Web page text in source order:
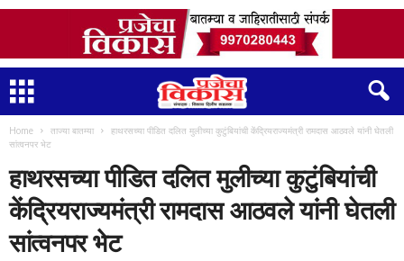
Home ताज्या बातम्या
हाथरसच्या पीडित दलित मुलीच्या कुटुंबियांची केंद्रियराज्यमंत्री रामदास आठवले यांनी घेतली
सांत्वनपर भेट
हाथरसच्या पीडित दलित मुलीच्या कुटुंबियांची
केंद्रियराज्यमंत्री रामदास आठवले यांनी घेतली
सांत्वनपर भेट